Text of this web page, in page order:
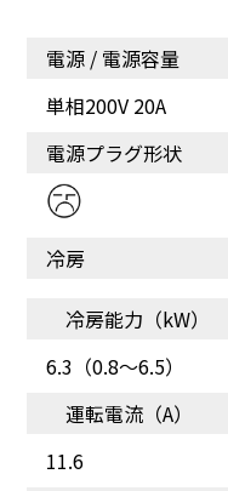
運転停止後に自動でホコ
リを除去
電源 / 電源容量
単相200V 20A
電源プラグ形状
冷房
冷房能力（kW）
6.3（0.8～6.5）
運転電流（A）
11.6